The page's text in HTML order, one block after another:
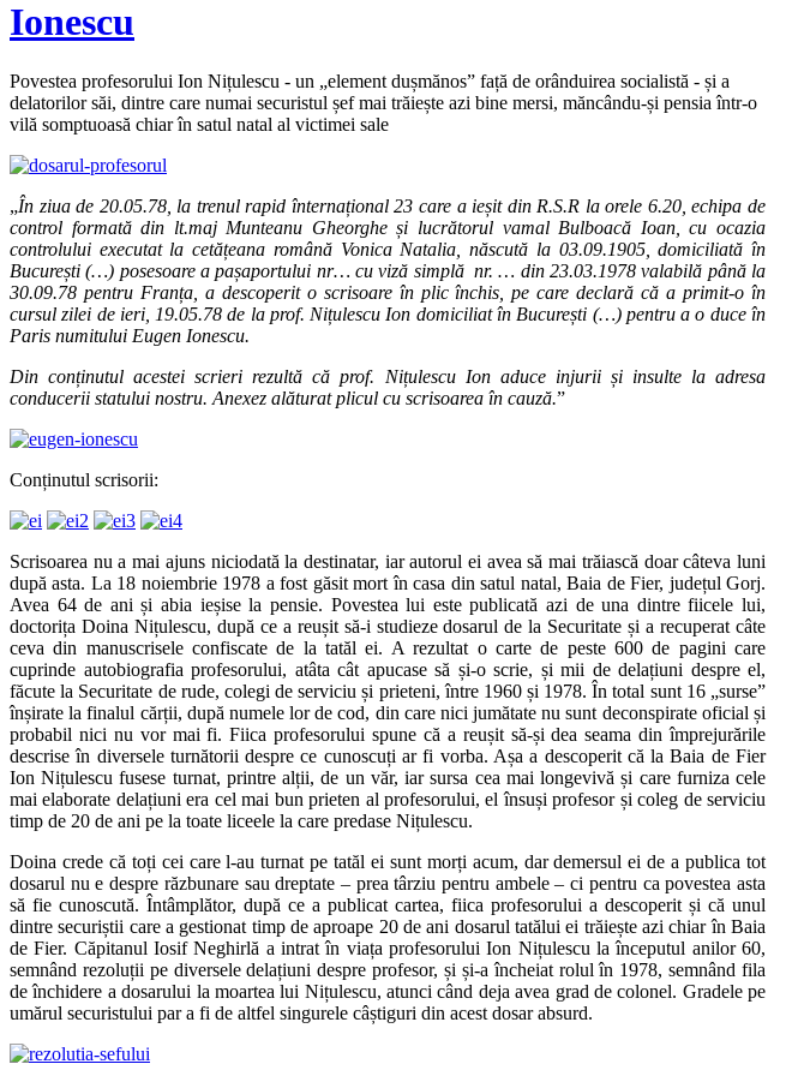
Ionescu
Povestea profesorului Ion Nițulescu - un „element dușmănos” față de orânduirea socialistă - și a
delatorilor săi, dintre care numai securistul șef mai trăiește azi bine mersi, măncându-și pensia într-o
vilă somptuoasă chiar în satul natal al victimei sale
„În ziua de 20.05.78, la trenul rapid înternațional 23 care a ieșit din R.S.R la orele 6.20, echipa de
control formată din lt.maj Munteanu Gheorghe și lucrătorul vamal Bulboacă Ioan, cu ocazia
controlului executat la cetățeana română Vonica Natalia, născută la 03.09.1905, domiciliată în
București (…) posesoare a pașaportului nr… cu viză simplă nr. … din 23.03.1978 valabilă până la
30.09.78 pentru Franța, a descoperit o scrisoare în plic închis, pe care declară că a primit-o în
cursul zilei de ieri, 19.05.78 de la prof. Nițulescu Ion domiciliat în București (…) pentru a o duce în
Paris numitului Eugen Ionescu.
Din conținutul acestei scrieri rezultă că prof. Nițulescu Ion aduce injurii și insulte la adresa
conducerii statului nostru. Anexez alăturat plicul cu scrisoarea în cauză.”
Conținutul scrisorii:
Scrisoarea nu a mai ajuns niciodată la destinatar, iar autorul ei avea să mai trăiască doar câteva luni
după asta. La 18 noiembrie 1978 a fost găsit mort în casa din satul natal, Baia de Fier, județul Gorj.
Avea 64 de ani și abia ieșise la pensie. Povestea lui este publicată azi de una dintre fiicele lui,
doctorița Doina Nițulescu, după ce a reușit să-i studieze dosarul de la Securitate și a recuperat câte
ceva din manuscrisele confiscate de la tatăl ei. A rezultat o carte de peste 600 de pagini care
cuprinde autobiografia profesorului, atâta cât apucase să și-o scrie, și mii de delațiuni despre el,
făcute la Securitate de rude, colegi de serviciu și prieteni, între 1960 și 1978. În total sunt 16 „surse”
înșirate la finalul cărții, după numele lor de cod, din care nici jumătate nu sunt deconspirate oficial și
probabil nici nu vor mai fi. Fiica profesorului spune că a reușit să-și dea seama din împrejurările
descrise în diversele turnătorii despre ce cunoscuți ar fi vorba. Așa a descoperit că la Baia de Fier
Ion Nițulescu fusese turnat, printre alții, de un văr, iar sursa cea mai longevivă și care furniza cele
mai elaborate delațiuni era cel mai bun prieten al profesorului, el însuși profesor și coleg de serviciu
timp de 20 de ani pe la toate liceele la care predase Nițulescu.
Doina crede că toți cei care l-au turnat pe tatăl ei sunt morți acum, dar demersul ei de a publica tot
dosarul nu e despre răzbunare sau dreptate – prea târziu pentru ambele – ci pentru ca povestea asta
să fie cunoscută. Întâmplător, după ce a publicat cartea, fiica profesorului a descoperit și că unul
dintre securiștii care a gestionat timp de aproape 20 de ani dosarul tatălui ei trăiește azi chiar în Baia
de Fier. Căpitanul Iosif Neghirlă a intrat în viața profesorului Ion Nițulescu la începutul anilor 60,
semnând rezoluții pe diversele delațiuni despre profesor, și și-a încheiat rolul în 1978, semnând fila
de închidere a dosarului la moartea lui Nițulescu, atunci când deja avea grad de colonel. Gradele pe
umărul securistului par a fi de altfel singurele câștiguri din acest dosar absurd.